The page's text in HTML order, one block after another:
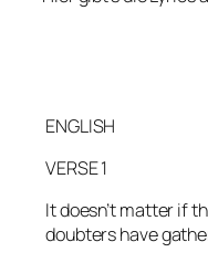
ENGLISH
VERSE 1
It doesn’t matter if
doubters have